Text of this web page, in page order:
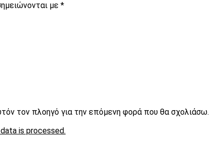
με *
τον πλοηγό για την επόμενη φορά που θα σχολιάσω.
is processed.